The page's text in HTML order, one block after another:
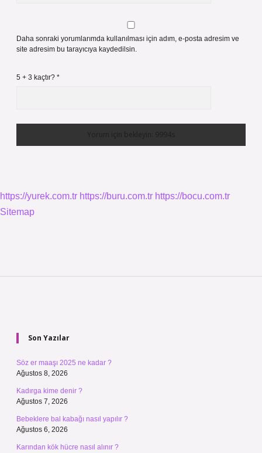
Daha sonraki yorumlarımda kullanılması için adım, e-posta adresim ve
site adresim bu tarayıcıya kaydedilsin.
5 + 3 kaçtır? *
https://yurek.com.tr https://buru.com.tr https://bocu.com.tr
Sitemap
Son Yazılar
Söz er maaşı 2025 ne kadar ?
Ağustos 8, 2026
Kadırga kime denir ?
Ağustos 7, 2026
Bebeklere bal kabağı nasıl yapılır ?
Ağustos 6, 2026
Karından kök hücre nasıl alınır ?